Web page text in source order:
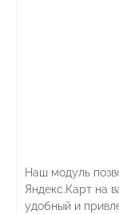
Наш модуль
Яндекс.Карт на
удобный и